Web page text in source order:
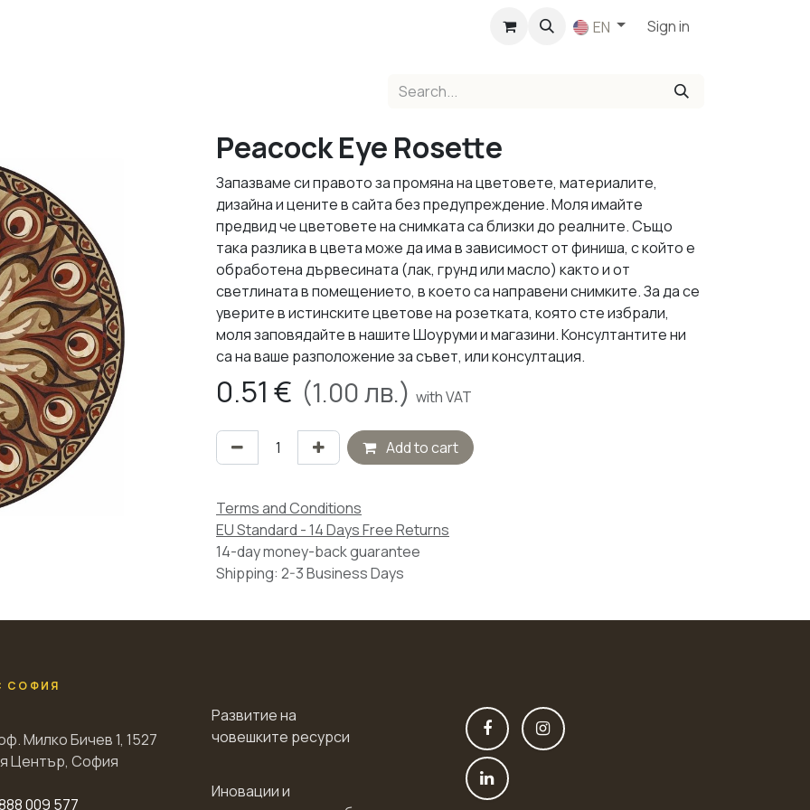
EN Sign in
Peacock Eye Rosette
Запазваме си правото за промяна на цветовете, материалите,
дизайна и цените в сайта без предупреждение. Моля имайте
предвид че цветовете на снимката са близки до реалните. Също
така разлика в цвета може да има в зависимост от финиша, с който е
обработена дървесината (лак, грунд или масло) както и от
светлината в помещението, в което са направени снимките. За да се
уверите в истинските цветове на розетката, която сте избрали,
моля заповядайте в нашите Шоуруми и магазини. Консултантите ни
са на ваше разположение за съвет, или консултация.
0.51 € (1.00лв.) with VAT
Add to cart
Terms and Conditions
EU Standard - 14 Days Free Returns
14-day money-back guarantee
Shipping: 2-3 Business Days
СОФИЯ
Милко Бичев 1, 1527
Център, София
009 577
Развитие на
човешките ресурси
Иновации и